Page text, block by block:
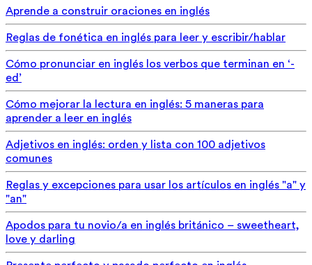
Aprende a construir oraciones en inglés
Reglas de fonética en inglés para leer y escribir/hablar
Cómo pronunciar en inglés los verbos que terminan en ‘-
ed’
Cómo mejorar la lectura en inglés: 5 maneras para
aprender a leer en inglés
Adjetivos en inglés: orden y lista con 100 adjetivos
comunes
Reglas y excepciones para usar los artículos en inglés "a" y
"an"
Apodos para tu novio/a en inglés británico – sweetheart,
love y darling